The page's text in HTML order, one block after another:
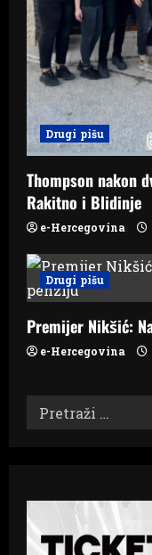
Drugi pišu
Thompson nakon
Rakitno i Blidinje
e-Hercegovina
Drugi pišu
Premijer Nikšić:
e-Hercegovina
Pretraži: